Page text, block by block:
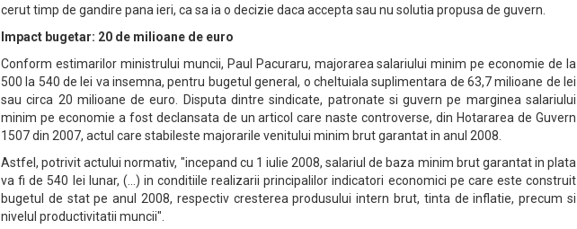
cerut timp de gandire pana ieri, ca sa ia o decizie daca accepta sau nu solutia propusa de guvern.
Impact bugetar: 20 de milioane de euro
Conform estimarilor ministrului muncii, Paul Pacuraru, majorarea salariului minim pe economie de la
500 la 540 de lei va insemna, pentru bugetul general, o cheltuiala suplimentara de 63,7 milioane de lei
sau circa 20 milioane de euro. Disputa dintre sindicate, patronate si guvern pe marginea salariului
minim pe economie a fost declansata de un articol care naste controverse, din Hotararea de Guvern
1507 din 2007, actul care stabileste majorarile venitului minim brut garantat in anul 2008.
Astfel, potrivit actului normativ, "incepand cu 1 iulie 2008, salariul de baza minim brut garantat in plata
va fi de 540 lei lunar, (...) in conditiile realizarii principalilor indicatori economici pe care este construit
bugetul de stat pe anul 2008, respectiv cresterea produsului intern brut, tinta de inflatie, precum si
nivelul productivitatii muncii".